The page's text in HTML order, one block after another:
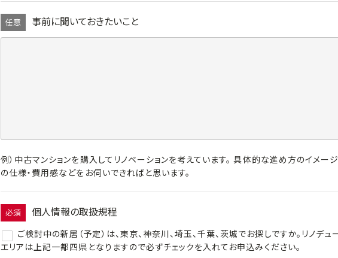
任意 事前に聞いておきたいこと
例）中古マンションを購入してリノベーションを考えています。 具体的な進め方のイメー
の仕様・費用感などをお伺いできればと思います。
必須 個人情報の取扱規程
ご検討中の新居（予定）は、東京、神奈川、埼玉、千葉、茨城でお探しですか。リノデ
エリアは上記一都四県となりますので必ずチェックを入れてお申込みください。